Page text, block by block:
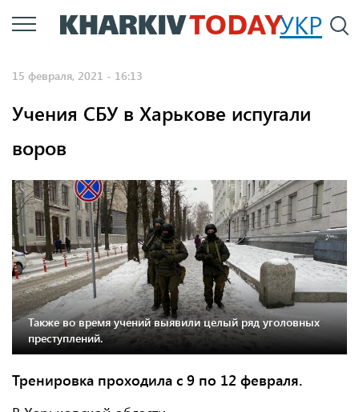
Перейти
к
УКР
15 февраля, 2021 - 16:13
Учения СБУ в Харькове испугали
воров
Также во время учений выявили целый ряд уголовных
преступлений.
Тренировка проходила с 9 по 12 февраля.